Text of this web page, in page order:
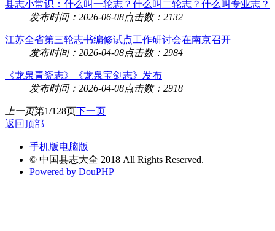
县志小常识：什么叫一轮志？什么叫二轮志？什么叫专业志？
发布时间：2026-06-08点击数：2132
江苏全省第三轮志书编修试点工作研讨会在南京召开
发布时间：2026-04-08点击数：2984
《龙泉青瓷志》《龙泉宝剑志》发布
发布时间：2026-04-08点击数：2918
上一页第1/128页下一页
返回顶部
手机版电脑版
© 中国县志大全 2018 All Rights Reserved.
Powered by DouPHP